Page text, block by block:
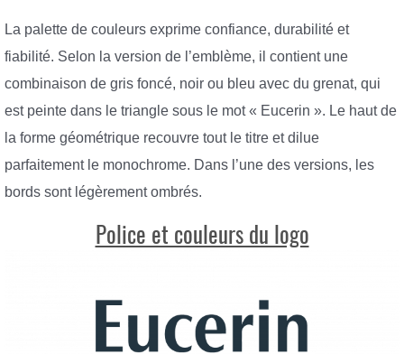
La palette de couleurs exprime confiance, durabilité et
fiabilité. Selon la version de l’emblème, il contient une
combinaison de gris foncé, noir ou bleu avec du grenat, qui
est peinte dans le triangle sous le mot « Eucerin ». Le haut de
la forme géométrique recouvre tout le titre et dilue
parfaitement le monochrome. Dans l’une des versions, les
bords sont légèrement ombrés.
Police et couleurs du logo